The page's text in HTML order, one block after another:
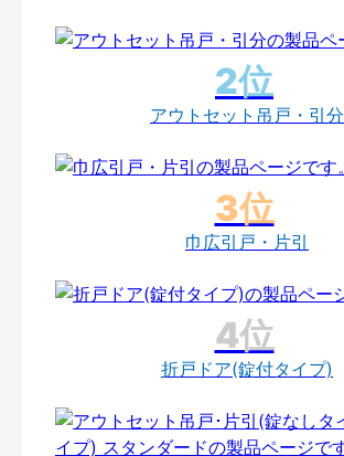
アウトセット吊戸・引分
巾広引戸・片引
折戸ドア(錠付タイプ)